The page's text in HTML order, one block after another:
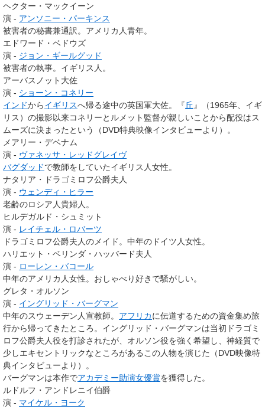
ヘクター・マックイーン
演 - アンソニー・パーキンス
被害者の秘書兼通訳。アメリカ人青年。
エドワード・ベドウズ
演 - ジョン・ギールグッド
被害者の執事。イギリス人。
アーバスノット大佐
演 - ショーン・コネリー
インドからイギリスへ帰る途中の英国軍大佐。『丘 』（1965年、イギ
リス）の撮影以来コネリーとルメット監督が親しいことから配役はス
ムーズに決まったという（DVD特典映像インタビューより）。
メアリー・デベナム
演 - ヴァネッサ・レッドグレイヴ
バグダッドで教師をしていたイギリス人女性。
ナタリア・ドラゴミロフ公爵夫人
演 - ウェンディ・ヒラー
老齢のロシア人貴婦人。
ヒルデガルド・シュミット
演 - レイチェル・ロバーツ
ドラゴミロフ公爵夫人のメイド。中年のドイツ人女性。
ハリエット・ベリンダ・ハッバード夫人
演 - ローレン・バコール
中年のアメリカ人女性。おしゃべり好きで騒がしい。
グレタ・オルソン
演 - イングリッド・バーグマン
中年のスウェーデン人宣教師。 アフリカに伝道するための資金集め旅
行から帰ってきたところ。イングリッド・バーグマンは当初ドラゴミ
ロフ公爵夫人役を打診されたが、オルソン役を強く希望し、神経質で
少しエキセントリックなところがあるこの人物を演じた（DVD映像特
典インタビューより）。
バーグマンは本作でアカデミー助演女優賞を獲得した。
ルドルフ・アンドレニイ伯爵
演 - マイケル・ヨーク